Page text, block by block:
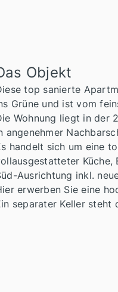
Objekt
top sanierte
Grüne und ist vom
Wohnung liegt in der
angenehmer
handelt sich um eine
Küche,
Ausrichtung inkl.
erwerben Sie eine
separater Keller steht